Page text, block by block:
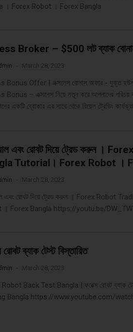
। Forex Robot । Forex Bangla
Broker – $500 লট ব্যাক
Bonus Offer | এক্সনেস বোনাস অফার - যুক্ত হউন
Bonus – এক্সনেস নিয়ে নতুন করে আপনাদের পরিচয়
একটি ব্রোকার এর সাথে থেকে রিয়েল ট্রেডিং
এবং রোবট দিয়ে ট্রেড করুন ।
Tutorial। Forex Robot ।
এবং রোবট দিয়ে ট্রেড করুন । Forex Robot
। Forex Bangla https://youtu.be/
রোবট ব্যাক টেস্ট বিস্তারিত
Back Test Bangla | ফরেক্স রোবট ব্যাক
Bangla https://www.youtube.com/